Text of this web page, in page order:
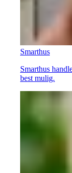
Smarthus
Smarthus
best mulig.